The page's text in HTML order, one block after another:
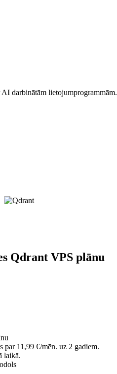
darbinātām lietojumprogrammām.
Qdrant VPS plānu
par 11,99 €/mēn. uz 2 gadiem.
laikā.